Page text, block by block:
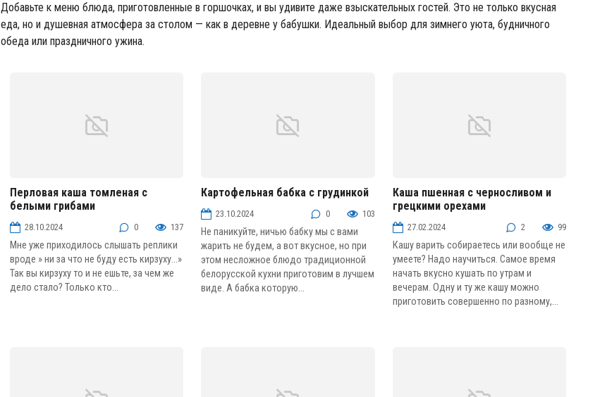
Добавьте к меню блюда, приготовленные в горшочках, и вы удивите даже взыскательных гостей. Это не только вкусная
еда, но и душевная атмосфера за столом — как в деревне у бабушки. Идеальный выбор для зимнего уюта, будничного
обеда или праздничного ужина.
Блюда из круп и бобовых
Перловая каша томленая с
белыми грибами
28.10.2024 0 137
Мне уже приходилось слышать реплики
вроде » ни за что не буду есть кирзуху…»
Так вы кирзуху то и не ешьте, за чем же
дело стало? Только кто...
Картофельная бабка с грудинкой
23.10.2024 0 103
Не паникуйте, ничью бабку мы с вами
жарить не будем, а вот вкусное, но при
этом несложное блюдо традиционной
белорусской кухни приготовим в лучшем
виде. А бабка которую...
Блюда из круп и бобовых
Каша пшенная с черносливом и
грецкими орехами
27.02.2024 2 99
Кашу варить собираетесь или вообще не
умеете? Надо научиться. Самое время
начать вкусно кушать по утрам и
вечерам. Одну и ту же кашу можно
приготовить совершенно по разному,...